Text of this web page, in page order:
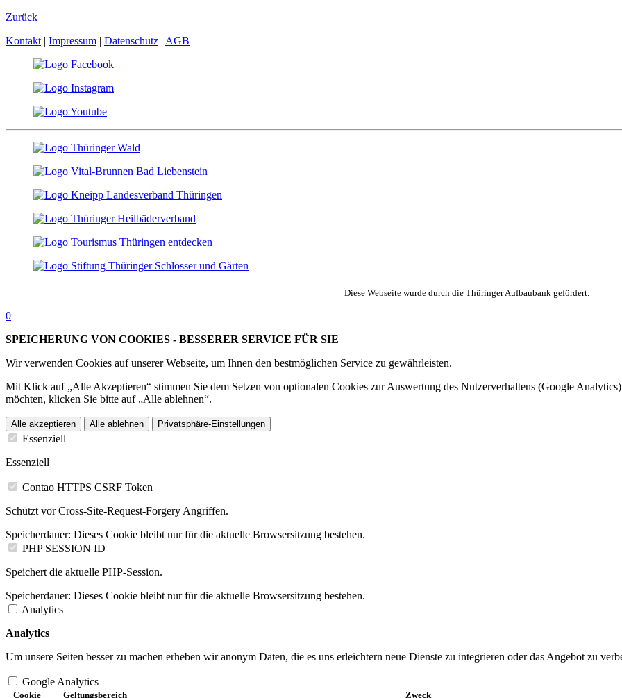
Zurück
Kontakt | Impressum | Datenschutz | AGB
Diese Webseite wurde durch die Thüringer Aufbaubank gefördert.
0
SPEICHERUNG VON COOKIES - BESSERER SERVICE FÜR SIE
Wir verwenden Cookies auf unserer Webseite, um Ihnen den bestmöglichen Service zu gewährleisten.
Mit Klick auf „Alle Akzeptieren“ stimmen Sie dem Setzen von optionalen Cookies zur Auswertung des Nutzerverhaltens (Google
möchten, klicken Sie bitte auf „Alle ablehnen“.
Alle akzeptieren Alle ablehnen Privatsphäre-Einstellungen
Essenziell
Essenziell
Contao HTTPS CSRF Token
Schützt vor Cross-Site-Request-Forgery Angriffen.
Speicherdauer: Dieses Cookie bleibt nur für die aktuelle Browsersitzung bestehen.
PHP SESSION ID
Speichert die aktuelle PHP-Session.
Speicherdauer: Dieses Cookie bleibt nur für die aktuelle Browsersitzung bestehen.
Analytics
Analytics
Um unsere Seiten besser zu machen erheben wir anonym Daten, die es uns erleichtern neue Dienste zu integrieren oder das Angebot zu
Google Analytics
Cookie Geltungsbereich Zweck